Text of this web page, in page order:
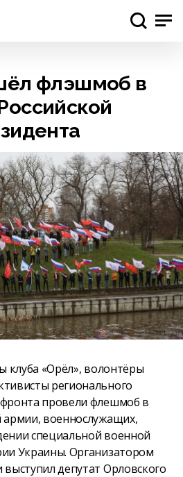
флэшмоб в
клуба «Орёл», волонтёры
регионального
провели флешмоб в
армии, военнослужащих,
специальной военной
Украины. Организатором
депутат Орловского